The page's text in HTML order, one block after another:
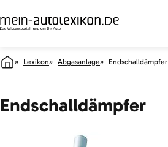
Lexikon Abgasanlage Endschalldämpfer
Endschalldämpfer